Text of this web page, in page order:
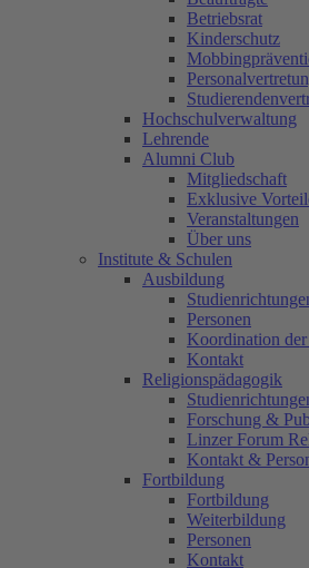
Betriebsrat
Kinderschutz
Hochschulverwaltung
Lehrende
Alumni Club
Mitgliedschaft
Exklusive
Veranstaltungen
Über uns
Institute & Schulen
Ausbildung
Personen
Koordination
Kontakt
Religionspädagogik
Forschung &
Linzer Forum
Kontakt &
Fortbildung
Fortbildung
Weiterbildung
Personen
Kontakt